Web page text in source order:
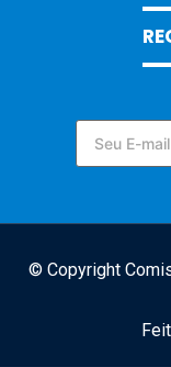
© Copyright